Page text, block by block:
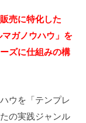
売に特化した
マガノウハウ」を
ズに仕組みの構
ウを「テンプレ
の実践ジャンル